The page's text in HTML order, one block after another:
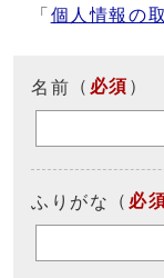
「 個人情報の
名前 （ 必須 ）
ふりがな （ 必